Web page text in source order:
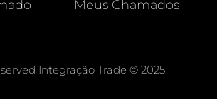
Meus Chamados
Integração Trade © 2025